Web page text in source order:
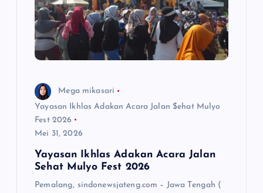
Mega mikasari
Yayasan Ikhlas Adakan Acara Jalan $ehat Mulyo
Fest 2026
Mei 31, 2026
Yayasan Ikhlas Adakan Acara Jalan
Sehat Mulyo Fest 2026
Pemalang, sindonewsjateng.com – Jawa Tengah (